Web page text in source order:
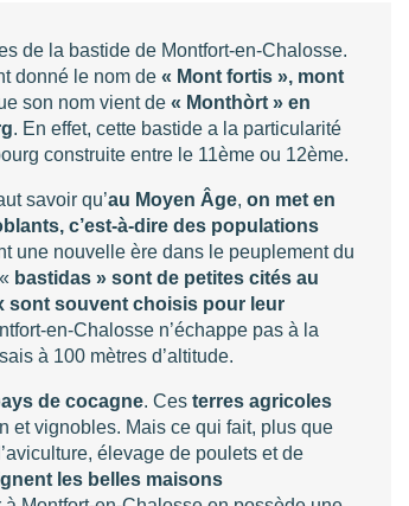
de la bastide de Montfort-en-Chalosse.
donné le nom de « Mont fortis », mont
son nom vient de « Monthòrt » en
. En effet, cette bastide a la particularité
construite entre le 11ème ou 12ème.
savoir qu’au Moyen Âge, on met en
c’est-à-dire des populations
une nouvelle ère dans le peuplement du
bastidas » sont de petites cités au
sont souvent choisis pour leur
en-Chalosse n’échappe pas à la
à 100 mètres d’altitude.
de cocagne. Ces terres agricoles
et vignobles. Mais ce qui fait, plus que
élevage de poulets et de
les belles maisons